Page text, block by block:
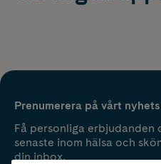
Prenumerera på vårt
Få personliga erbjudanden
senaste inom hälsa och
din inbox.